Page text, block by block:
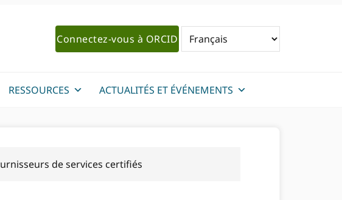
Connectez-vous à ORCID
RESSOURCES ACTUALITÉS ET ÉVÉNEMENTS
de services certifiés